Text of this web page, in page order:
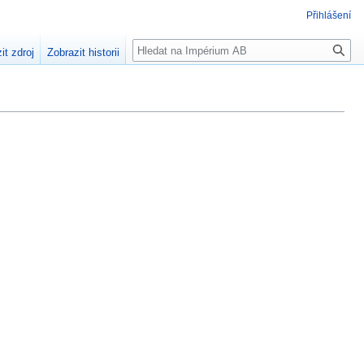
Přihlášení
zdroj Zobrazit historii Hledat